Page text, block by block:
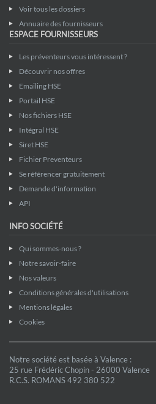
Voir tous les dossiers
Annuaire des fournisseurs
ESPACE FOURNISSEURS
Les préventeurs vous intéressent ?
Découvrir nos offres
Emailing HSE
Portail HSE
Nos fichiers HSE
Intégral HSE
Siret HSE
Fichier Preventeurs
Se référencer gratuitement
Demande d'information
API
INFO SOCIÉTÉ
Qui sommes-nous ?
Notre savoir-faire
Nos valeurs
Conditions générales d'utilisations
Mentions légales
Cookies
Notre société est basée à Valence :
25 rue Frédéric Chopin - 26000 Valence
R.C.S. ROMANS 492 380 522